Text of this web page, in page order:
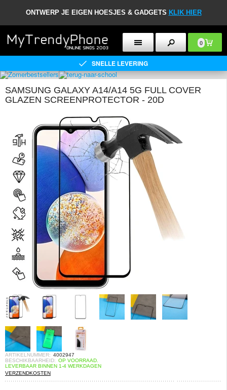
ONTWERP JE EIGEN HOESJES & GADGETS KLIK HIER
0
SNELLE LEVERING
SAMSUNG GALAXY A14/A14 5G FULL COVER
GLAZEN SCREENPROTECTOR - 20D
ARTIKELNUMMER: 4002947
BESCHIKBAARHEID: OP VOORRAAD.
LEVERBAAR BINNEN 1-4 WERKDAGEN
VERZENDKOSTEN